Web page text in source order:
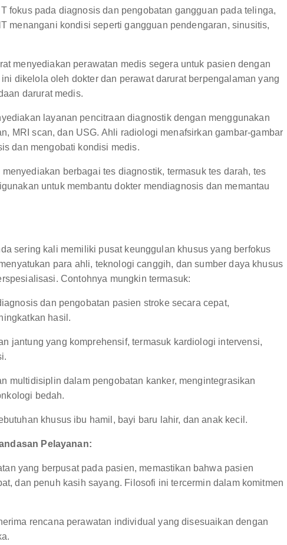
fokus pada diagnosis dan pengobatan gangguan pada telinga,
menangani kondisi seperti gangguan pendengaran, sinusitis,
menyediakan perawatan medis segera untuk pasien dengan
dikelola oleh dokter dan perawat darurat berpengalaman yang
darurat medis.
layanan pencitraan diagnostik dengan menggunakan
MRI scan, dan USG. Ahli radiologi menafsirkan gambar-gambar
dan mengobati kondisi medis.
menyediakan berbagai tes diagnostik, termasuk tes darah, tes
untuk membantu dokter mendiagnosis dan memantau
sering kali memiliki pusat keunggulan khusus yang berfokus
para ahli, teknologi canggih, dan sumber daya khusus
Contohnya mungkin termasuk:
dan pengobatan pasien stroke secara cepat,
hasil.
jantung yang komprehensif, termasuk kardiologi intervensi,
multidisiplin dalam pengobatan kanker, mengintegrasikan
bedah.
khusus ibu hamil, bayi baru lahir, dan anak kecil.
Pelayanan:
yang berpusat pada pasien, memastikan bahwa pasien
dan penuh kasih sayang. Filosofi ini tercermin dalam komitmen
rencana perawatan individual yang disesuaikan dengan